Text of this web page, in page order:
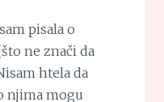
pisala o
ne znači da
htela da
njima mogu